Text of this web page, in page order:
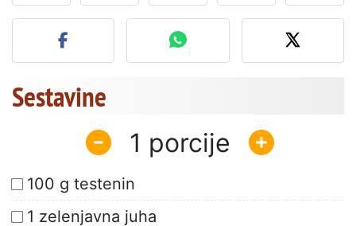
Objavite svojo fotografijo
Sestavine
1
100 g testenin
1 zelenjavna juha